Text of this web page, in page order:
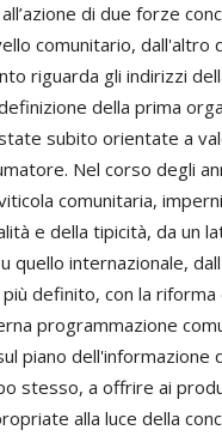
di due forze
comunitario,
riguarda gli indirizzi
della prima
subito orientate a
Nel corso degli
comunitaria,
e della tipicità, da un
quello internazionale,
definito, con la
programmazione
piano
stesso, a offrire ai
alla luce della